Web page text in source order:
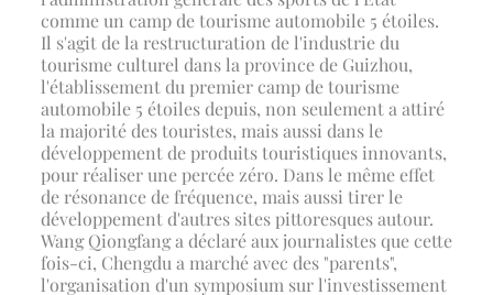
comme un camp de tourisme automobile 5 étoiles.
Il s'agit de la restructuration de l'industrie du
tourisme culturel dans la province de Guizhou,
l'établissement du premier camp de tourisme
automobile 5 étoiles depuis, non seulement a attiré
la majorité des touristes, mais aussi dans le
développement de produits touristiques innovants,
pour réaliser une percée zéro. Dans le même effet
de résonance de fréquence, mais aussi tirer le
développement d'autres sites pittoresques autour.
Wang Qiongfang a déclaré aux journalistes que cette
fois-ci, Chengdu a marché avec des "parents",
l'organisation d'un symposium sur l'investissement